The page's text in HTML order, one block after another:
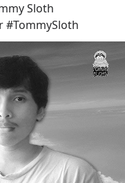
Sloth
#TommySloth